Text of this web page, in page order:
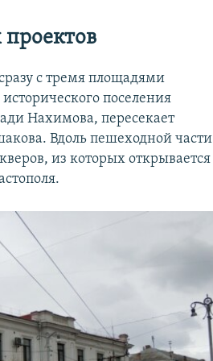
с тремя площадями
поселения
Нахимова, пересекает
Вдоль пешеходной части
из которых открывается